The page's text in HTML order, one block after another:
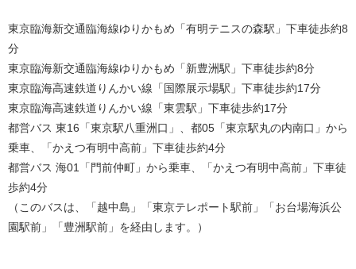
東京臨海新交通臨海線ゆりかもめ「有明テニスの森駅」下車徒歩約8
分
東京臨海新交通臨海線ゆりかもめ「新豊洲駅」下車徒歩約8分
東京臨海高速鉄道りんかい線「国際展示場駅」下車徒歩約17分
東京臨海高速鉄道りんかい線「東雲駅」下車徒歩約17分
都営バス 東16「東京駅八重洲口」、都05「東京駅丸の内南口」から
乗車、「かえつ有明中高前」下車徒歩約4分
都営バス 海01「門前仲町」から乗車、「かえつ有明中高前」下車徒
歩約4分
（このバスは、「越中島」「東京テレポート駅前」「お台場海浜公
園駅前」「豊洲駅前」を経由します。）